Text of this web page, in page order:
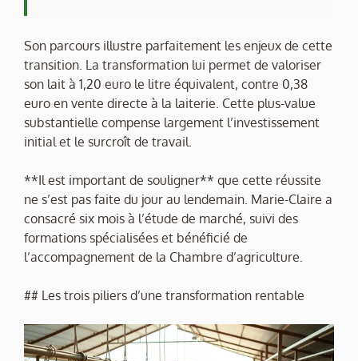
Son parcours illustre parfaitement les enjeux de cette
transition. La transformation lui permet de valoriser
son lait à 1,20 euro le litre équivalent, contre 0,38
euro en vente directe à la laiterie. Cette plus-value
substantielle compense largement l’investissement
initial et le surcroît de travail.
**Il est important de souligner** que cette réussite
ne s’est pas faite du jour au lendemain. Marie-Claire a
consacré six mois à l’étude de marché, suivi des
formations spécialisées et bénéficié de
l’accompagnement de la Chambre d’agriculture.
## Les trois piliers d’une transformation rentable